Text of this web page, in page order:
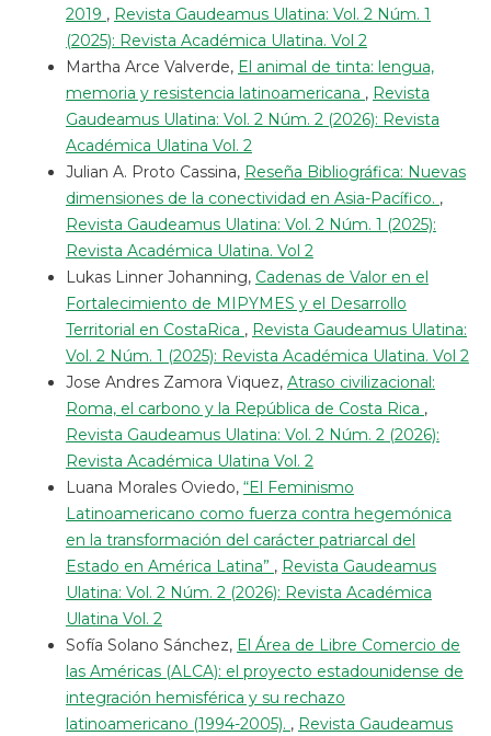
2019 , Revista Gaudeamus Ulatina: Vol. 2 Núm. 1
(2025): Revista Académica Ulatina. Vol 2
Martha Arce Valverde, El animal de tinta: lengua,
memoria y resistencia latinoamericana , Revista
Gaudeamus Ulatina: Vol. 2 Núm. 2 (2026): Revista
Académica Ulatina Vol. 2
Julian A. Proto Cassina, Reseña Bibliográfica: Nuevas
dimensiones de la conectividad en Asia-Pacífico. ,
Revista Gaudeamus Ulatina: Vol. 2 Núm. 1 (2025):
Revista Académica Ulatina. Vol 2
Lukas Linner Johanning, Cadenas de Valor en el
Fortalecimiento de MIPYMES y el Desarrollo
Territorial en CostaRica , Revista Gaudeamus Ulatina:
Vol. 2 Núm. 1 (2025): Revista Académica Ulatina. Vol 2
Jose Andres Zamora Viquez, Atraso civilizacional:
Roma, el carbono y la República de Costa Rica ,
Revista Gaudeamus Ulatina: Vol. 2 Núm. 2 (2026):
Revista Académica Ulatina Vol. 2
Luana Morales Oviedo, “El Feminismo
Latinoamericano como fuerza contra hegemónica
en la transformación del carácter patriarcal del
Estado en América Latina” , Revista Gaudeamus
Ulatina: Vol. 2 Núm. 2 (2026): Revista Académica
Ulatina Vol. 2
Sofía Solano Sánchez, El Área de Libre Comercio de
las Américas (ALCA): el proyecto estadounidense de
integración hemisférica y su rechazo
latinoamericano (1994-2005). , Revista Gaudeamus